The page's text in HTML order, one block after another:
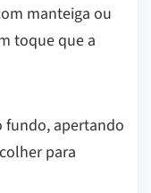
manteiga ou
toque que a
fundo, apertando
para